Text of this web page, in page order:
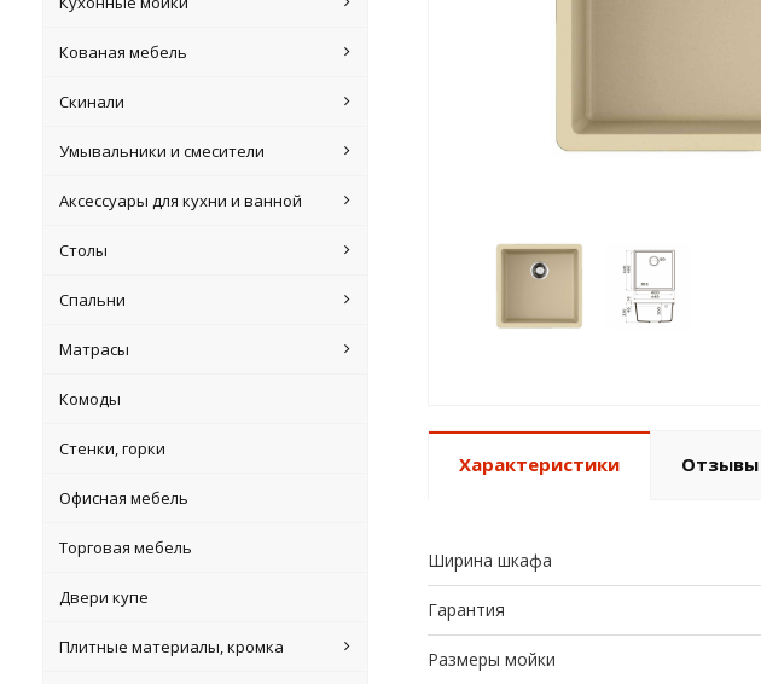
Кованая мебель
Скинали
Умывальники и смесители
Аксессуары для кухни и ванной
Столы
Спальни
Матрасы
Комоды
Стенки, горки
Офисная мебель
Торговая мебель
Двери купе
Плитные материалы, кромка
Характеристики Отзывы
Ширина шкафа
Гарантия
Размеры мойки